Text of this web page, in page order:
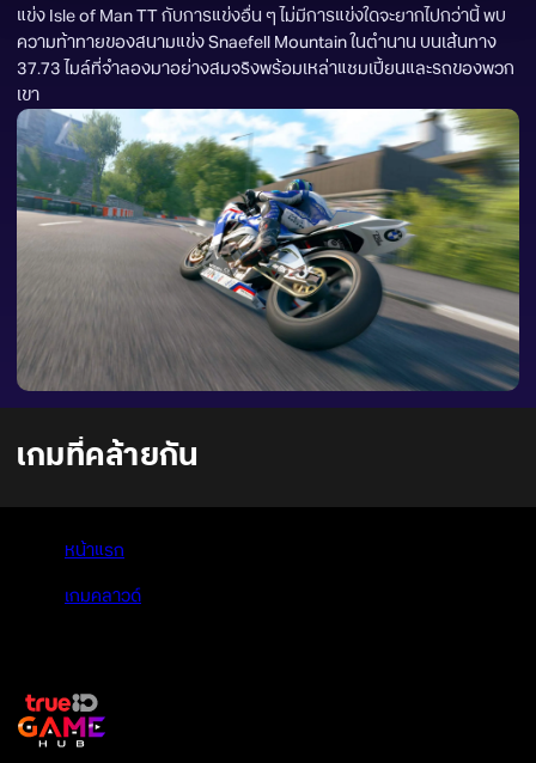
แข่ง Isle of Man TT กับการแข่งอื่น ๆ ไม่มีการแข่งใดจะยากไปกว่านี้ พบ
ความท้าทายของสนามแข่ง Snaefell Mountain ในตำนาน บนเส้นทาง
37.73 ไมล์ที่จำลองมาอย่างสมจริงพร้อมเหล่าแชมเปี้ยนและรถของพวก
เขา
เกมที่คล้ายกัน
หน้าแรก
เกมคลาวด์